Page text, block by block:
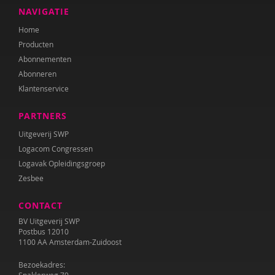
Manon de Vos
Nienke Vrolijk
Marieke van der Zanden
NAVIGATIE
Home
Producten
Abonnementen
Abonneren
Klantenservice
PARTNERS
Uitgeverij SWP
Logacom Congressen
Logavak Opleidingsgroep
Zesbee
CONTACT
BV Uitgeverij SWP
Postbus 12010
1100 AA Amsterdam-Zuidoost
Bezoekadres: